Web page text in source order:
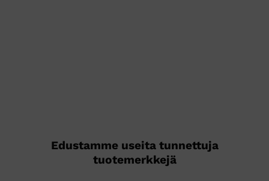
Edustamme useita tunnettuja
tuotemerkkejä